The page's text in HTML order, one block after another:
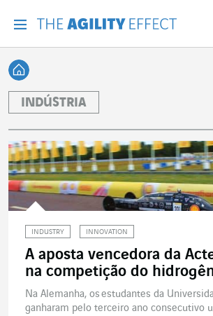
Voltar à página
INDÚSTRIA
INDUSTRY INNOVATION
A aposta vencedora da
na competição do
Na Alemanha, os estudantes da
ganharam pelo terceiro ano consecutivo